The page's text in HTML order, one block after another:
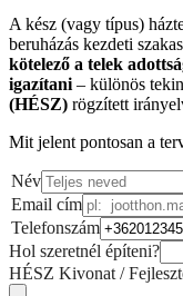
A kész (vagy típus)
beruházás kezdeti
kötelező a telek
igazítani – különös
(HÉSZ) rögzített
Mit jelent pontosan a
Név
Email cím
Telefonszám
Hol szeretnél építeni?
HÉSZ Kivonat /